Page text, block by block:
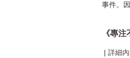
事件。
《專
| 詳細